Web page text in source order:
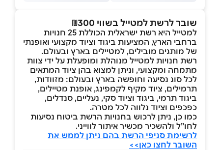
שובר לרשת למטייל בשווי ₪300
למטייל היא רשת ישראלית הכוללת 25 חנויות
ברחבי הארץ, המציעות ביגוד וציוד מקצועי ואופנתי
של מותגים מובילים, למטיילים בארץ ובעולם.
רשת חנויות למטייל מנוהלת ומופעלת על ידי צוות
מתמחה ומקצועי, וניתן למצוא בהן ציוד המתאים
לכל סוג נסיעה וחופשה בארץ ובעולם: מזוודות,
תרמילים, ציוד מקיף לקמפינג, אופנת מטיילים,
ביגוד תרמי, ביגוד וציוד סקי, נעליים, סנדלים,
כפכפים וציוד נלווה לכל מטרה.
כמו כן, ניתן לרכוש בחנויות הרשת ביטוח נסיעות
לחו”ל ולהשכיר מכשיר איתור לווייני.
לרשימת סניפי הרשת בהם ניתן לממש את
השובר לחצו כאן>>